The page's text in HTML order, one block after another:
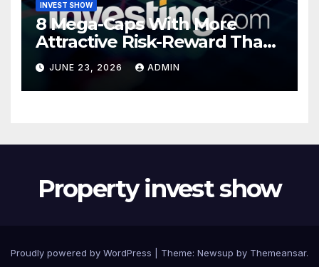
INVEST SHOW
8 Mega-Caps With More
Attractive Risk-Reward Than
SpaceX
JUNE 23, 2026 ADMIN
Property invest show
Proudly powered by WordPress Theme: Newsup by Themeansar.